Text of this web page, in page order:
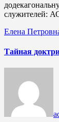
служителей:
Елена
Тайная